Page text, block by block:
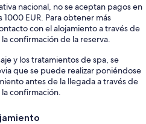
nacional, no se aceptan pagos en
EUR. Para obtener más
con el alojamiento a través de
confirmación de la reserva.
y los tratamientos de spa, se
que se puede realizar poniéndose
antes de la llegada a través de
confirmación.